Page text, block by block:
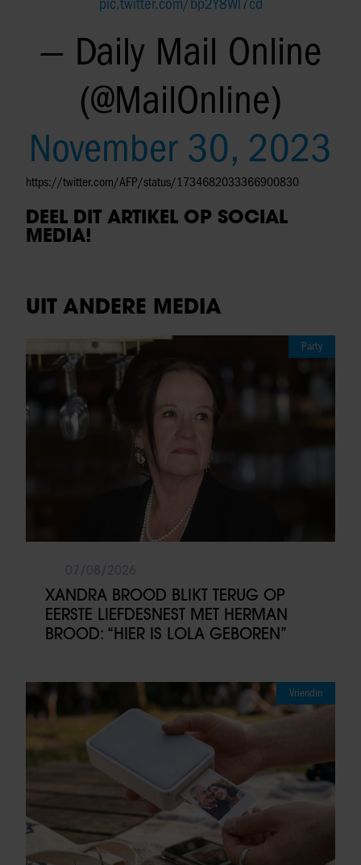
pic.twitter.com/bp2Y8Wl7cd
— Daily Mail Online
(@MailOnline)
November 30, 2023
https://twitter.com/AFP/status/1734682033366900830
DEEL DIT ARTIKEL OP SOCIAL
MEDIA!
UIT ANDERE MEDIA
Party
XANDRA BROOD BLIKT TERUG OP
EERSTE LIEFDESNEST MET HERMAN
BROOD: “HIER IS LOLA GEBOREN”
Vriendin